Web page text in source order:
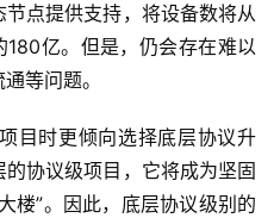
点提供支持，将设备数将从
亿。但是，仍会存在难以
等问题。
目时更倾向选择底层协议升
协议级项目，它将成为坚固
楼”。因此，底层协议级别的